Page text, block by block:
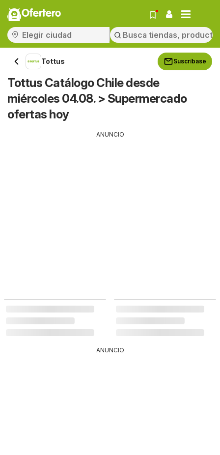
Ofertero
Tottus Suscríbase
Tottus Catálogo Chile desde
miércoles 04.08. > Supermercado
ofertas hoy
ANUNCIO
ANUNCIO